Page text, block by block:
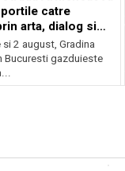
catre
arta, dialog si
intre 31 iulie si 2
Botanica din
2 august, Gradina
Bucuresti gazduieste